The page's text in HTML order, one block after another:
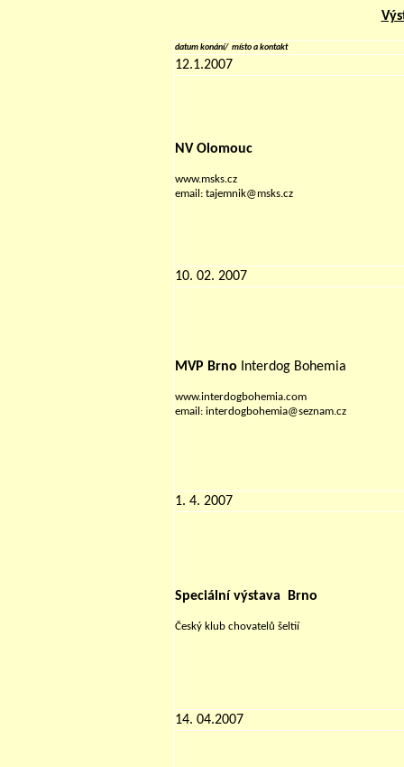
datum konání/ místo a kontakt
12.1.2007
NV Olomouc
www.msks.cz
email: tajemnik@msks.cz
10. 02. 2007
MVP Brno Interdog Bohemia
www.interdogbohemia.com
email: interdogbohemia@seznam.cz
1. 4. 2007
Speciální výstava Brno
Český klub chovatelů šeltií
14. 04.2007